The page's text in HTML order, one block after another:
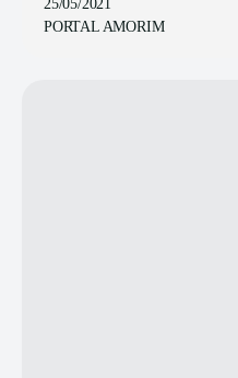
25/05/2021
PORTAL AMORIM